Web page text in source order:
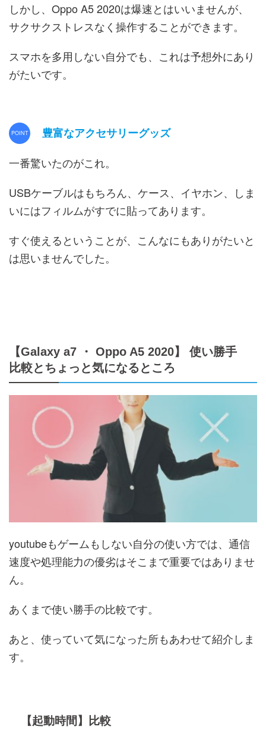
しかし、Oppo A5 2020は爆速とはいいませんが、
サクサクストレスなく操作することができます。
スマホを多用しない自分でも、これは予想外にあり
がたいです。
豊富なアクセサリーグッズ
一番驚いたのがこれ。
USBケーブルはもちろん、ケース、イヤホン、しま
いにはフィルムがすでに貼ってあります。
すぐ使えるということが、こんなにもありがたいと
は思いませんでした。
【Galaxy a7 ・ Oppo A5 2020】 使い勝手
比較とちょっと気になるところ
youtubeもゲームもしない自分の使い方では、通信
速度や処理能力の優劣はそこまで重要ではありませ
ん。
あくまで使い勝手の比較です。
あと、使っていて気になった所もあわせて紹介しま
す。
【起動時間】比較